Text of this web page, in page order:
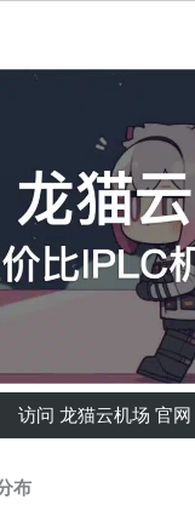
访问 龙猫云机场 官网
布